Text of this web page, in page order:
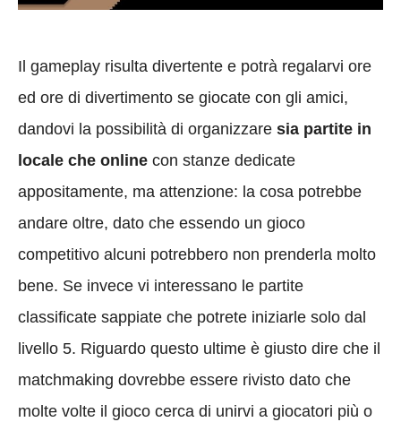
Il gameplay risulta divertente e potrà regalarvi ore
ed ore di divertimento se giocate con gli amici,
dandovi la possibilità di organizzare sia partite in
locale che online con stanze dedicate
appositamente, ma attenzione: la cosa potrebbe
andare oltre, dato che essendo un gioco
competitivo alcuni potrebbero non prenderla molto
bene. Se invece vi interessano le partite
classificate sappiate che potrete iniziarle solo dal
livello 5. Riguardo questo ultime è giusto dire che il
matchmaking dovrebbe essere rivisto dato che
molte volte il gioco cerca di unirvi a giocatori più o